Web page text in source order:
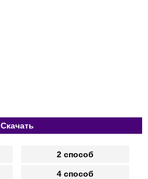
Скачать
2 способ
4 способ